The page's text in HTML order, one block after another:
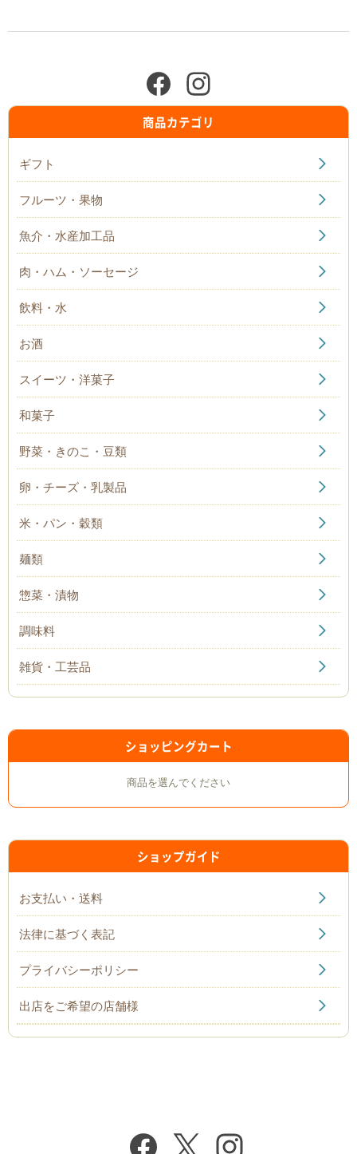
商品カテゴリ
ギフト
フルーツ・果物
魚介・水産加工品
肉・ハム・ソーセージ
飲料・水
お酒
スイーツ・洋菓子
和菓子
野菜・きのこ・豆類
卵・チーズ・乳製品
米・パン・穀類
麺類
惣菜・漬物
調味料
雑貨・工芸品
ショッピングカート
商品を選んでください
ショップガイド
お支払い・送料
法律に基づく表記
プライバシーポリシー
出店をご希望の店舗様